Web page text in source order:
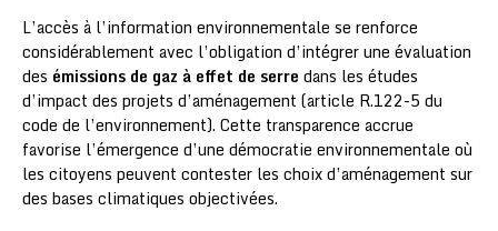
L’accès à l’information environnementale se renforce
considérablement avec l’obligation d’intégrer une évaluation
des émissions de gaz à effet de serre dans les études
d’impact des projets d’aménagement (article R.122-5 du
code de l’environnement). Cette transparence accrue
favorise l’émergence d’une démocratie environnementale où
les citoyens peuvent contester les choix d’aménagement sur
des bases climatiques objectivées.